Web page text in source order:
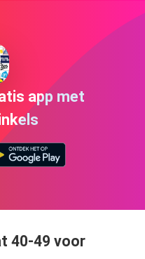
app met
40-49 voor